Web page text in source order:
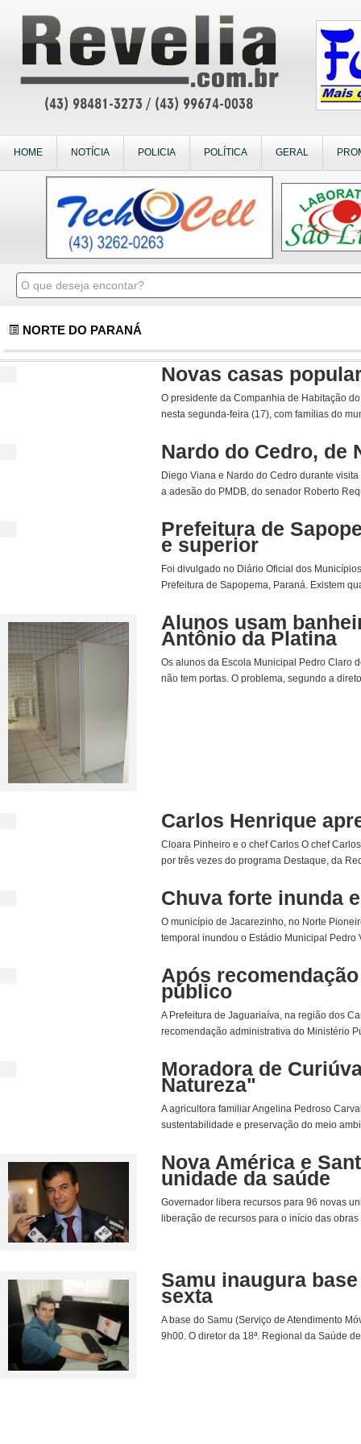
HOME NOTÍCIA POLICIA POLÍTICA GERAL
NORTE DO PARANÁ
Novas casas
O presidente da Companhia de Habitação
nesta segunda-feira (17), com famílias do
Nardo do Cedro, de
Diego Viana e Nardo do Cedro durante
a adesão do PMDB, do senador Roberto
Prefeitura de
e superior
Foi divulgado no Diário Oficial dos
Prefeitura de Sapopema, Paraná. Existem
Alunos usam
Antônio da Platina
Os alunos da Escola Municipal Pedro Claro
não tem portas. O problema, segundo a
Carlos Henrique
Cloara Pinheiro e o chef Carlos O chef
por três vezes do programa Destaque, da
Chuva forte inunda
O município de Jacarezinho, no Norte
temporal inundou o Estádio Municipal Pedro
Após
público
A Prefeitura de Jaguariaíva, na região dos
recomendação administrativa do Ministério
Moradora de
Natureza"
A agricultora familiar Angelina Pedroso
sustentabilidade e preservação do meio
Nova América e
unidade da saúde
Governador libera recursos para 96 novas
liberação de recursos para o início das
Samu inaugura
sexta
A base do Samu (Serviço de Atendimento
9h00. O diretor da 18ª. Regional da Saúde